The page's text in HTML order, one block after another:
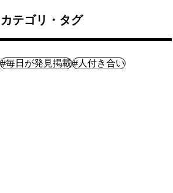
カテゴリ・タグ
#毎日が発見掲載#人付き合い